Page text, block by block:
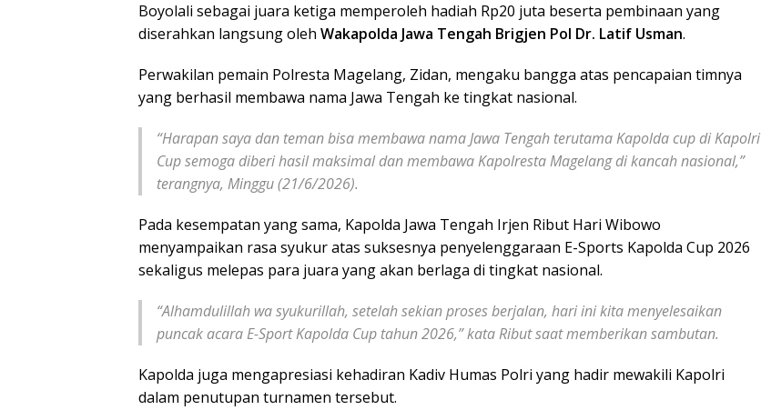
Boyolali sebagai juara ketiga memperoleh hadiah Rp20 juta beserta pembinaan yang
diserahkan langsung oleh Wakapolda Jawa Tengah Brigjen Pol Dr. Latif Usman.
Perwakilan pemain Polresta Magelang, Zidan, mengaku bangga atas pencapaian timnya
yang berhasil membawa nama Jawa Tengah ke tingkat nasional.
“Harapan saya dan teman bisa membawa nama Jawa Tengah terutama Kapolda cup di Kapolri
Cup semoga diberi hasil maksimal dan membawa Kapolresta Magelang di kancah nasional,”
terangnya, Minggu (21/6/2026).
Pada kesempatan yang sama, Kapolda Jawa Tengah Irjen Ribut Hari Wibowo
menyampaikan rasa syukur atas suksesnya penyelenggaraan E-Sports Kapolda Cup 2026
sekaligus melepas para juara yang akan berlaga di tingkat nasional.
“Alhamdulillah wa syukurillah, setelah sekian proses berjalan, hari ini kita menyelesaikan
puncak acara E-Sport Kapolda Cup tahun 2026,” kata Ribut saat memberikan sambutan.
Kapolda juga mengapresiasi kehadiran Kadiv Humas Polri yang hadir mewakili Kapolri
dalam penutupan turnamen tersebut.